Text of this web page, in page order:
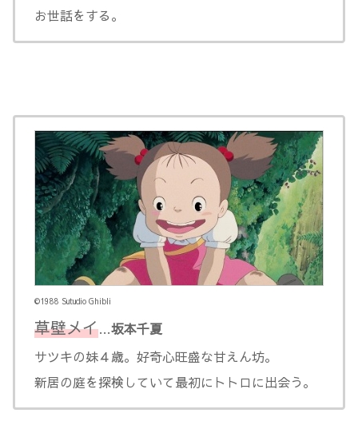
お世話をする。
©1988 Sutudio Ghibli
草壁メイ…坂本千夏
サツキの妹４歳。好奇心旺盛な甘えん坊。
新居の庭を探検していて最初にトトロに出会う。